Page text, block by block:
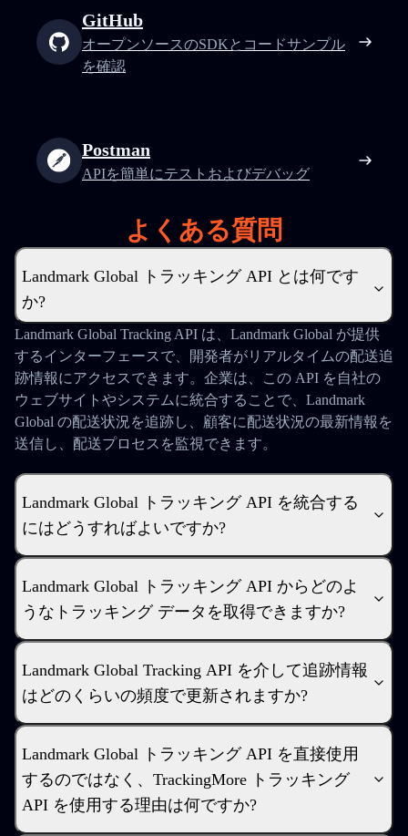
GitHub
オープンソースのSDKとコードサンプル
を確認
Postman
APIを簡単にテストおよびデバッグ
よくある質問
Landmark Global トラッキング API とは何です
か?
Landmark Global Tracking API は、Landmark Global が提供
するインターフェースで、開発者がリアルタイムの配送追
跡情報にアクセスできます。企業は、この API を自社の
ウェブサイトやシステムに統合することで、Landmark
Global の配送状況を追跡し、顧客に配送状況の最新情報を
送信し、配送プロセスを監視できます。
Landmark Global トラッキング API を統合する
にはどうすればよいですか?
Landmark Global トラッキング API からどのよ
うなトラッキング データを取得できますか?
Landmark Global Tracking API を介して追跡情報
はどのくらいの頻度で更新されますか?
Landmark Global トラッキング API を直接使用
するのではなく、TrackingMore トラッキング
API を使用する理由は何ですか?